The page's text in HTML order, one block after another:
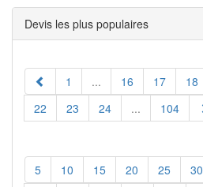
Devis les plus populaires
1 ... 16 17 18
22
23 24 ... 104
5 10 15 20 25 30